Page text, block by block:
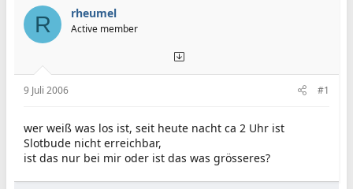
s
e
e
r
s
t
e
t
R rheumel
Active member
9 Juli 2006 #1
wer weiß was los ist, seit heute nacht ca 2 Uhr ist
Slotbude nicht erreichbar,
ist das nur bei mir oder ist das was grösseres?